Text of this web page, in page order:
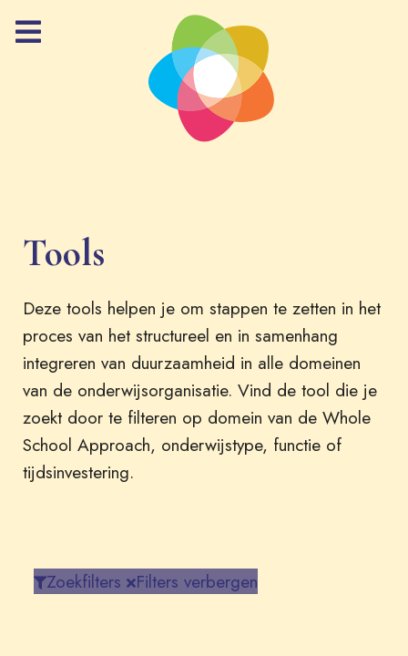
Tools
Deze tools helpen je om stappen te zetten in het
proces van het structureel en in samenhang
integreren van duurzaamheid in alle domeinen
van de onderwijsorganisatie. Vind de tool die je
zoekt door te filteren op domein van de Whole
School Approach, onderwijstype, functie of
tijdsinvestering.
Zoekfilters Filters verbergen